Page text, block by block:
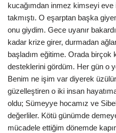
kucağımdan inmez kimseyi
takmıştı. O eşarptan başka
onu giydim. Gece uyanır
kadar krize girer, durmadan
başladım eğitime. Orada birçok
desteklerini gördüm. Her gün o
Benim ne işim var diyerek
güzelleştiren o iki insan
oldu; Sümeyye hocamız ve
değerliler. Kötü günümde
mücadele ettiğim dönemde